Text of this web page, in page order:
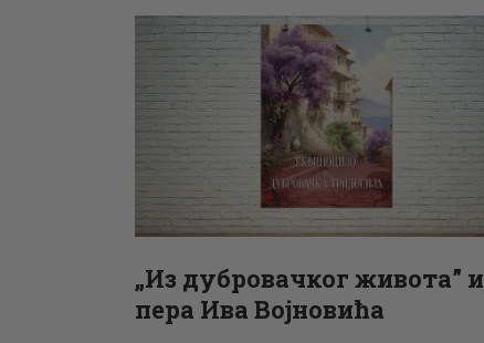
„Из дубровачког живота” и
пера Ива Војновића